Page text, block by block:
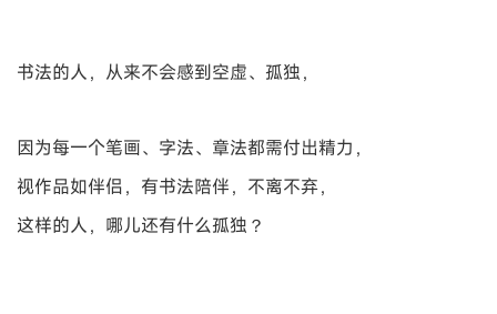
书法的人，从来不会感到空虚、孤独，
因为每一个笔画、字法、章法都需付出精力，
视作品如伴侣，有书法陪伴，不离不弃，
这样的人，哪儿还有什么孤独？